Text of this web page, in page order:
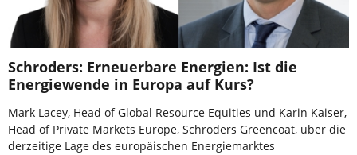
Schroders: Erneuerbare Energien: Ist die
Energiewende in Europa auf Kurs?
Mark Lacey, Head of Global Resource Equities und Karin Kaiser,
Head of Private Markets Europe, Schroders Greencoat, über die
derzeitige Lage des europäischen Energiemarktes